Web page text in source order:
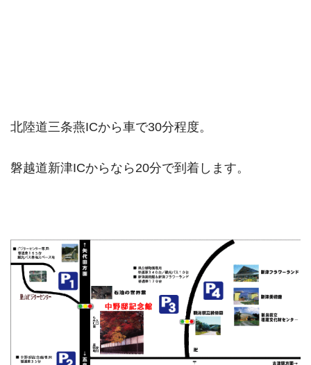
北陸道三条燕ICから車で30分程度。
磐越道新津ICからなら20分で到着します。